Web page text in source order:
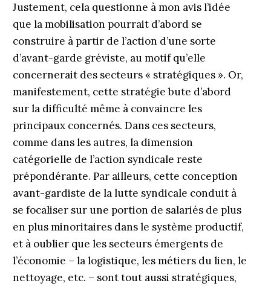
Justement, cela questionne à mon avis l’idée
que la mobilisation pourrait d’abord se
construire à partir de l’action d’une sorte
d’avant-garde gréviste, au motif qu’elle
concernerait des secteurs « stratégiques ». Or,
manifestement, cette stratégie bute d’abord
sur la difficulté même à convaincre les
principaux concernés. Dans ces secteurs,
comme dans les autres, la dimension
catégorielle de l’action syndicale reste
prépondérante. Par ailleurs, cette conception
avant-gardiste de la lutte syndicale conduit à
se focaliser sur une portion de salariés de plus
en plus minoritaires dans le système productif,
et à oublier que les secteurs émergents de
l’économie – la logistique, les métiers du lien, le
nettoyage, etc. – sont tout aussi stratégiques,